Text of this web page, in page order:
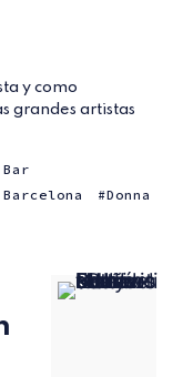
y como
grandes artistas
Bar
Barcelona
Donna